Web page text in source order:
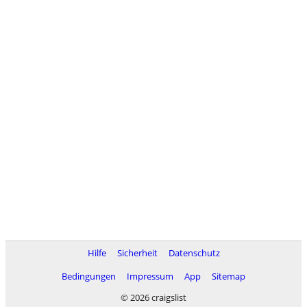
Hilfe Sicherheit
Datenschutz
Bedingungen
Impressum App
Sitemap
© 2026 craigslist